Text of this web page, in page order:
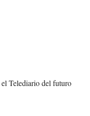
Telediario del futuro